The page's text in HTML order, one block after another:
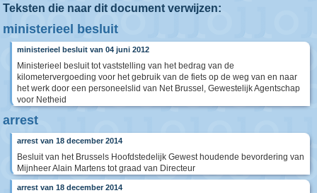
Teksten die naar dit document verwijzen:
ministerieel besluit
ministerieel besluit van 04 juni 2012
Ministerieel besluit tot vaststelling van het bedrag van de
kilometervergoeding voor het gebruik van de fiets op de weg van en naar
het werk door een personeelslid van Net Brussel, Gewestelijk Agentschap
voor Netheid
arrest
arrest van 18 december 2014
Besluit van het Brussels Hoofdstedelijk Gewest houdende bevordering van
Mijnheer Alain Martens tot graad van Directeur
arrest van 18 december 2014